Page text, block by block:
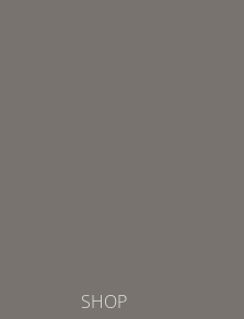
SHOP